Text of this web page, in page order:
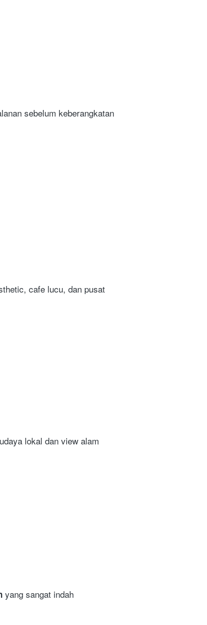
sebelum keberangkatan
cafe lucu, dan pusat
lokal dan view alam
yang sangat indah